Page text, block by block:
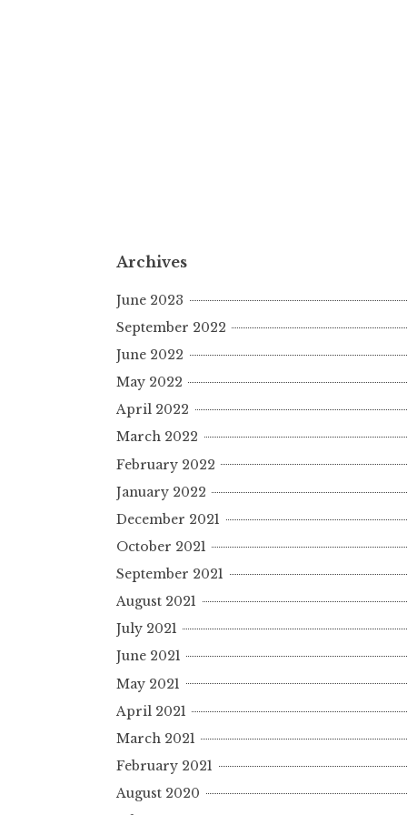
Archives
June 2023
September 2022
June 2022
May 2022
April 2022
March 2022
February 2022
January 2022
December 2021
October 2021
September 2021
August 2021
July 2021
June 2021
May 2021
April 2021
March 2021
February 2021
August 2020